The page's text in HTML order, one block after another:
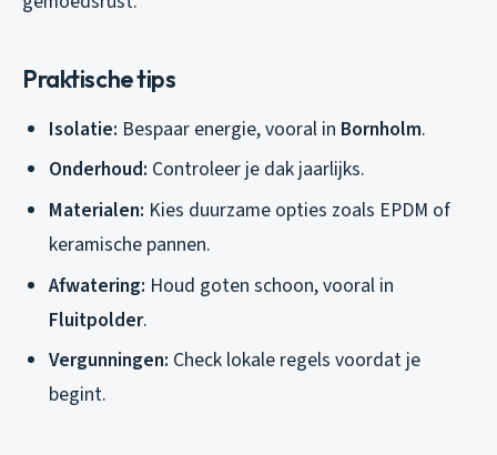
Praktische tips
Isolatie: Bespaar energie, vooral in Bornholm.
Onderhoud: Controleer je dak jaarlijks.
Materialen: Kies duurzame opties zoals EPDM of
keramische pannen.
Afwatering: Houd goten schoon, vooral in
Fluitpolder.
Vergunningen: Check lokale regels voordat je
begint.